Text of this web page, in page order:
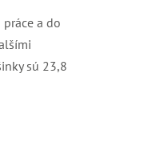
a do
sú 23,8